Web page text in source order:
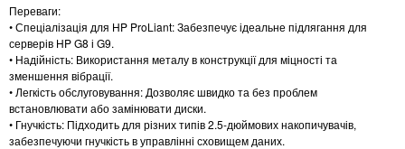
Переваги:
• Спеціалізація для HP ProLiant: Забезпечує ідеальне підлягання для
серверів HP G8 і G9.
• Надійність: Використання металу в конструкції для міцності та
зменшення вібрації.
• Легкість обслуговування: Дозволяє швидко та без проблем
встановлювати або замінювати диски.
• Гнучкість: Підходить для різних типів 2.5-дюймових накопичувачів,
забезпечуючи гнучкість в управлінні сховищем даних.